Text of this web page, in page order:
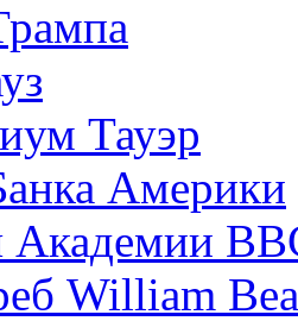
Тауэр
Америки
Академии
William